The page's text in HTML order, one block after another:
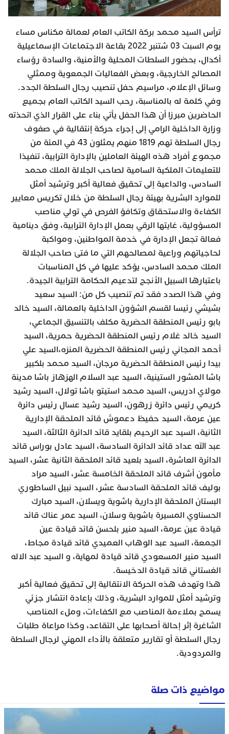
ترأس السيد محمد بركة الكاتب العام لعمالة مكناس مساء
يوم السبت 03 شتنبر 2022 بقاعة الاجتماعات الإسماعيلية
أكدال، بحضور السلطات المحلية والأمنية، والسادة رؤساء
المصالح الخارجية، وبعض الفعاليات الجمعوية وممثلي
وسائل الإعلام، مراسيم حفل تنصيب رجال السلطة الجدد.
وفي كلمة له بالمناسبة، رحب السيد الكاتب العام بجميع
الحاضرين مبرزا أن هذا الحفل يأتي بناء على القرار الذي اتحذته
وزارة الداخلية الرامي إلى إجراء حركة إنتقالية في صفوف
رجال السلطة تهم 1819 منهم يمثلون 43 في المئة من
مجموع أفراد هذه الهيئة العاملين بالإدارة الترابية، تنفيذا
للتعليمات الملكية السامية لصاحب الجلالة الملك محمد
السادس، والداعية إلى تحقيق فعالية أكبر وترشيد أمثل
للموارد البشرية بهيئة رجال السلطة من خلال تكريس معايير
الكفاءة والاستحقاق وتكافؤ الفرص في تولي مناصب
المسؤولية، غايتها الرقي بعمل الإدارة الترابية، وفق دينامية
فعالة تجعل الإدارة في خدمة المواطنين، ومواكبة
لحاجياتهم وراعية لمصالحهم التي ما فتئ صاحب الجلالة
الملك محمد السادس، يؤكد عليها في كل المناسبات
باعتبارها السبيل الأنجح لتدعيم الحكامة الترابية الجيدة.
وفي هذا الصدد فقد تم تنصيب كل من: السيد سعيد
بشيشي رئيسا لقسم الشؤون الداخلية بالعمالة، السيد خالد
بابو رئيس المنطقة الحضرية مكلف بالتنسيق الجماعي،
السيد خالد غلام رئيس المنطقة الحضرية حمرية، السيد
أحمد المجاني رئيس المنطقة الحضرية المنزه،السيد علي
بيدا رئيس المنطقة الحضرية مرجان، السيد محمد بلكبير
باشا المشور الستينية، السيد عبد السلام الهزهاز باشا مدينة
مولاي ادريس، السيد محمد استيتو باشا تولال، السيد رشيد
كريمي رئيس دائرة زرهون، السيد رشيد عسال رئيس دائرة
عين عرمة، السيد حفيظ دعموش قائد الملحقة الإدارية
الثانية، السيد عبد الرحيم بلقايد قائد الدائرة الثالثة، السيد
عبد الله عداد قائد الدائرة السادسة، السيد عادل بوراس قائد
الدائرة العاشرة، السيد بلعيد قائد الملحقة الثانية عشر، السيد
مأمون أشرف قائد الملحقة الخامسة عشر، السيد مراد
بوليف قائد الملحقة السادسة عشر، السيد نبيل الساطوري
البستان الملحقة الإدارية باشوية ويسلان، السيد مبارك
الحسناوي المسيرة باشوية وسلان، السيد عمر عناك قائد
قيادة عين عرمة، السيد منير بلحسن قائد قيادة عين
الجمعة، السيد عبد الوهاب العميدي قائد قيادة مجاط،
السيد منير المسعودي قائد قيادة لمهاية، و السيد عبد الاله
الغستاني قائد قيادة الدخيسة.
هذا وتهدف هذه الحركة الانتقالية إلى تحقيق فعالية أكبر
وترشيد أمثل للموارد البشرية، وذلك بإعادة انتشار جزئي
يسمح بملاءمة المناصب مع الكفاءات، وملء المناصب
الشاغرة إثر إحالة أصحابها على التقاعد، وكذا مراعاة طلبات
رجال السلطة أو تقارير متعلقة بالأداء المهني لرجال السلطة
والمردودية.
مواضيع ذات صلة